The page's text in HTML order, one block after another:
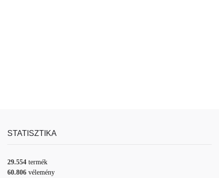
STATISZTIKA
29.554 termék
60.806 vélemény